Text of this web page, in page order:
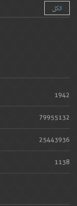
الكل
1942
79955132
25443936
1138